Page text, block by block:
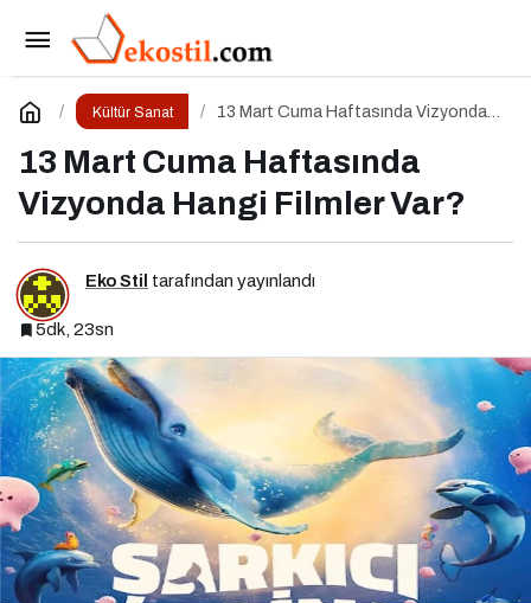
Kültür Sanat
13 Mart Cuma Haftasında Vizyonda
13 Mart Cuma Haftasında
Vizyonda Hangi Filmler Var?
Eko Stil tarafından yayınlandı
5dk, 23sn
100 Yazar 100 Yeni Eser Projesi Ödül Töreni
Gerçekleşti
Yorum Yap